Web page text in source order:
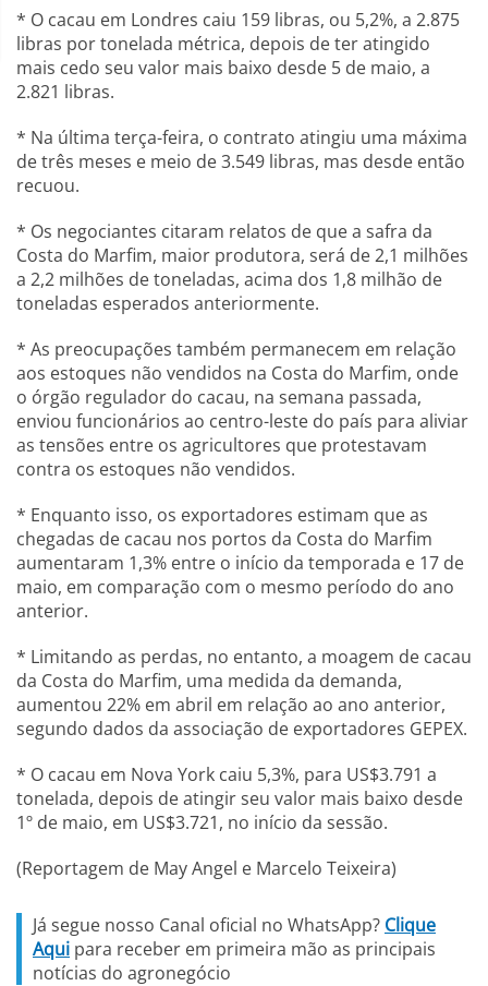
* O cacau em Londres caiu 159 libras, ou 5,2%, a 2.875
libras por tonelada métrica, depois de ter atingido
mais cedo seu valor mais baixo desde 5 de maio, a
2.821 libras.
* Na última terça-feira, o contrato atingiu uma máxima
de três meses e meio de 3.549 libras, mas desde então
recuou.
* Os negociantes citaram relatos de que a safra da
Costa do Marfim, maior produtora, será de 2,1 milhões
a 2,2 milhões de toneladas, acima dos 1,8 milhão de
toneladas esperados anteriormente.
* As preocupações também permanecem em relação
aos estoques não vendidos na Costa do Marfim, onde
o órgão regulador do cacau, na semana passada,
enviou funcionários ao centro-leste do país para aliviar
as tensões entre os agricultores que protestavam
contra os estoques não vendidos.
* Enquanto isso, os exportadores estimam que as
chegadas de cacau nos portos da Costa do Marfim
aumentaram 1,3% entre o início da temporada e 17 de
maio, em comparação com o mesmo período do ano
anterior.
* Limitando as perdas, no entanto, a moagem de cacau
da Costa do Marfim, uma medida da demanda,
aumentou 22% em abril em relação ao ano anterior,
segundo dados da associação de exportadores GEPEX.
* O cacau em Nova York caiu 5,3%, para US$3.791 a
tonelada, depois de atingir seu valor mais baixo desde
1º de maio, em US$3.721, no início da sessão.
(Reportagem de May Angel e Marcelo Teixeira)
Já segue nosso Canal oficial no WhatsApp? Clique
Aqui para receber em primeira mão as principais
notícias do agronegócio